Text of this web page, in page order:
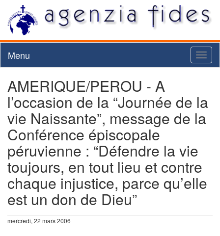
Menu
AMERIQUE/PEROU - A
l’occasion de la “Journée de la
vie Naissante”, message de la
Conférence épiscopale
péruvienne : “Défendre la vie
toujours, en tout lieu et contre
chaque injustice, parce qu’elle
est un don de Dieu”
mercredi, 22 mars 2006